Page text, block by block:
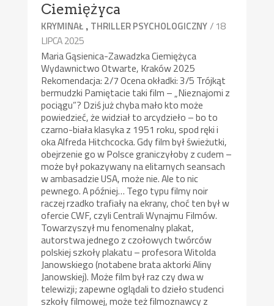
Ciemiężyca
KRYMINAŁ , THRILLER PSYCHOLOGICZNY/ 18
LIPCA 2025
Maria Gąsienica-Zawadzka Ciemiężyca
Wydawnictwo Otwarte, Kraków 2025
Rekomendacja: 2/7 Ocena okładki: 3/5 Trójkąt
bermudzki Pamiętacie taki film – „Nieznajomi z
pociągu”? Dziś już chyba mało kto może
powiedzieć, że widział to arcydzieło – bo to
czarno-biała klasyka z 1951 roku, spod ręki i
oka Alfreda Hitchcocka. Gdy film był świeżutki,
obejrzenie go w Polsce graniczyłoby z cudem –
może był pokazywany na elitarnych seansach
w ambasadzie USA, może nie. Ale to nic
pewnego. A później… Tego typu filmy noir
raczej rzadko trafiały na ekrany, choć ten był w
ofercie CWF, czyli Centrali Wynajmu Filmów.
Towarzyszył mu fenomenalny plakat,
autorstwa jednego z czołowych twórców
polskiej szkoły plakatu – profesora Witolda
Janowskiego (notabene brata aktorki Aliny
Janowskiej). Może film był raz czy dwa w
telewizji; zapewne oglądali to dzieło studenci
szkoły filmowej, może też filmoznawcy z